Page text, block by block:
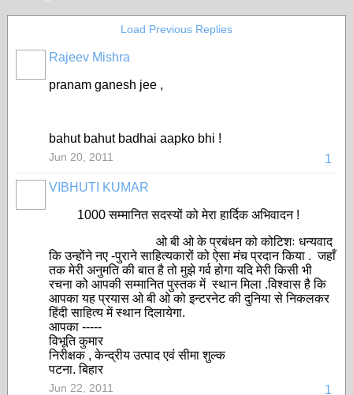
Load Previous Replies
Rajeev Mishra
pranam ganesh jee ,
bahut bahut badhai aapko bhi !
1
Jun 20, 2011
VIBHUTI KUMAR
1000 सम्मानित सदस्यों को मेरा हार्दिक अभिवादन !
ओ बी ओ के प्रबंधन को कोटिशः धन्यवाद
कि उन्होंने नए -पुराने साहित्यकारों को ऐसा मंच प्रदान किया . जहाँ
तक मेरी अनुमति की बात है तो मुझे गर्व होगा यदि मेरी किसी भी
रचना को आपकी सम्मानित पुस्तक में स्थान मिला .विश्वास है कि
आपका यह प्रयास ओ बी ओ को इन्टरनेट की दुनिया से निकलकर
हिंदी साहित्य में स्थान दिलायेगा.
आपका -----
विभूति कुमार
निरीक्षक , केन्द्रीय उत्पाद एवं सीमा शुल्क
पटना. बिहार
1
Jun 22, 2011